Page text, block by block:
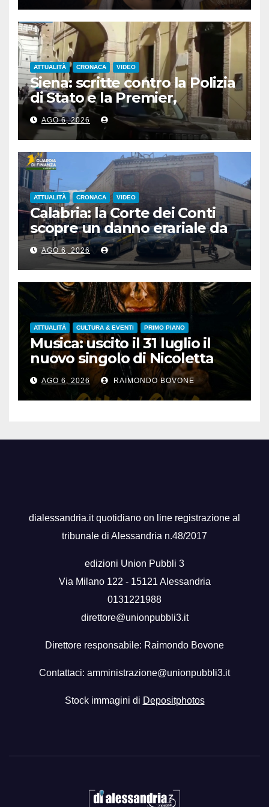
ATTUALITÀ CRONACA VIDEO
Siena: scritte contro la Polizia
di Stato e la Premier,
denunciato un 24enne
albanese
AGO 6, 2026
ATTUALITÀ CRONACA VIDEO
Calabria: la Corte dei Conti
scopre un danno erariale da
600.000 euro sui depuratori
AGO 6, 2026
ATTUALITÀ CULTURA & EVENTI PRIMO PIANO
Musica: uscito il 31 luglio il
nuovo singolo di Nicoletta
Pedrini, ‘Giungla’
AGO 6, 2026 RAIMONDO BOVONE
dialessandria.it quotidiano on line registrazione al
tribunale di Alessandria n.48/2017
edizioni Union Pubbli 3
Via Milano 122 - 15121 Alessandria
0131221988
direttore@unionpubbli3.it
Direttore responsabile: Raimondo Bovone
Contattaci: amministrazione@unionpubbli3.it
Stock immagini di Depositphotos